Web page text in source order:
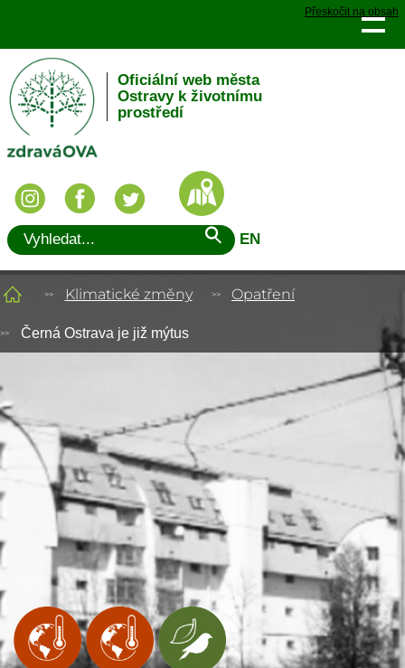
Přeskočit na obsah
Oficiální web města
Ostravy k životnímu
prostředí
EN
Klimatické změny Opatření
Černá Ostrava je již mýtus